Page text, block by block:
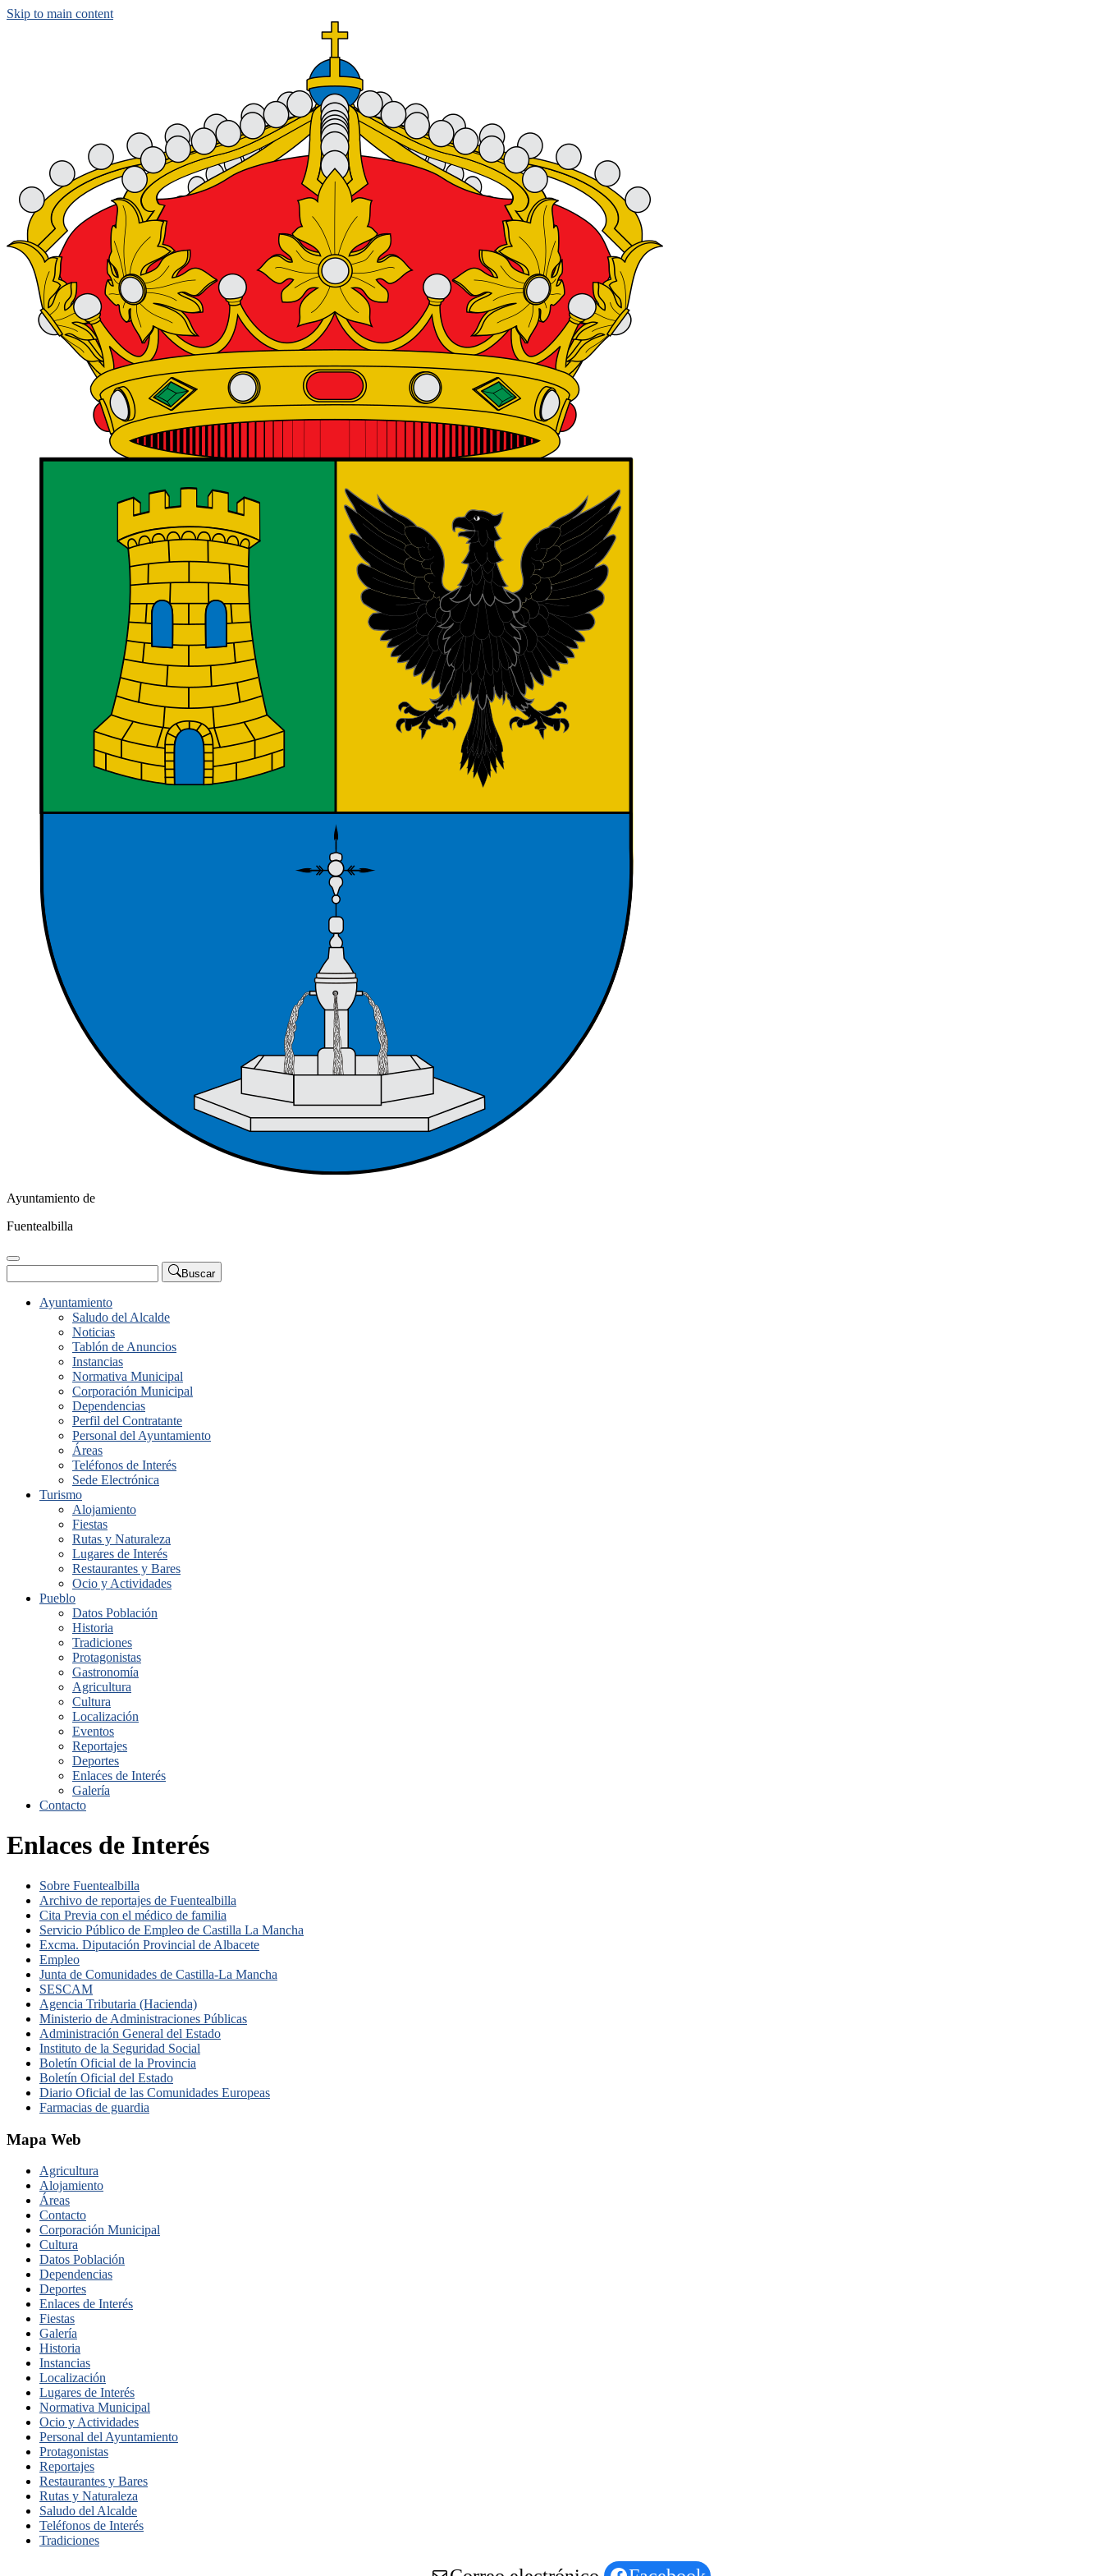
Skip to main content
Ayuntamiento de
Fuentealbilla
Buscar
Ayuntamiento
Saludo del Alcalde
Noticias
Tablón de Anuncios
Instancias
Normativa Municipal
Corporación Municipal
Dependencias
Perfil del Contratante
Personal del Ayuntamiento
Áreas
Teléfonos de Interés
Sede Electrónica
Turismo
Alojamiento
Fiestas
Rutas y Naturaleza
Lugares de Interés
Restaurantes y Bares
Ocio y Actividades
Pueblo
Datos Población
Historia
Tradiciones
Protagonistas
Gastronomía
Agricultura
Cultura
Localización
Eventos
Reportajes
Deportes
Enlaces de Interés
Galería
Contacto
Enlaces de Interés
Sobre Fuentealbilla
Archivo de reportajes de Fuentealbilla
Cita Previa con el médico de familia
Servicio Público de Empleo de Castilla La Mancha
Excma. Diputación Provincial de Albacete
Empleo
Junta de Comunidades de Castilla-La Mancha
SESCAM
Agencia Tributaria (Hacienda)
Ministerio de Administraciones Públicas
Administración General del Estado
Instituto de la Seguridad Social
Boletín Oficial de la Provincia
Boletín Oficial del Estado
Diario Oficial de las Comunidades Europeas
Farmacias de guardia
Mapa Web
Agricultura
Alojamiento
Áreas
Contacto
Corporación Municipal
Cultura
Datos Población
Dependencias
Deportes
Enlaces de Interés
Fiestas
Galería
Historia
Instancias
Localización
Lugares de Interés
Normativa Municipal
Ocio y Actividades
Personal del Ayuntamiento
Protagonistas
Reportajes
Restaurantes y Bares
Rutas y Naturaleza
Saludo del Alcalde
Teléfonos de Interés
Tradiciones